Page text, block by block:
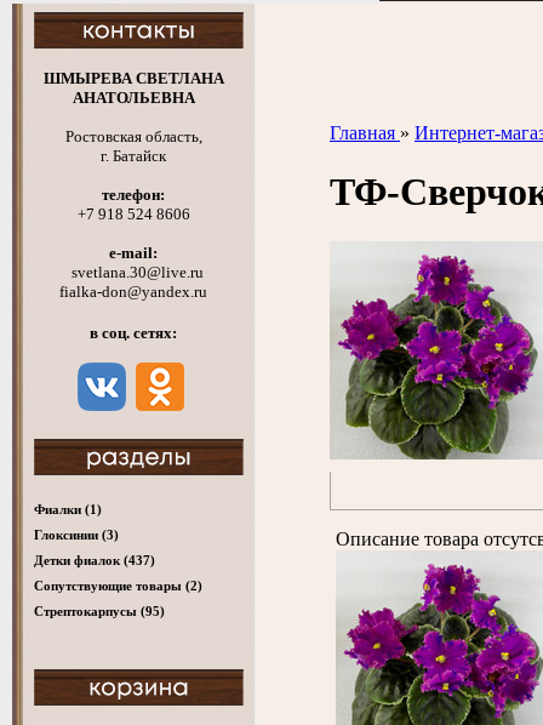
ШМЫРЕВА СВЕТЛАНА
АНАТОЛЬЕВНА
Ростовская область,
г. Батайск
телефон:
+7 918 524 8606
e-mail:
svetlana.30@live.ru
fialka-don@yandex.ru
в соц. сетях:
Фиалки (1)
Глоксинии (3)
Детки фиалок (437)
Cопутствующие товары (2)
Стрептокарпусы (95)
Главная » Интернет-
ТФ-
Описание товара